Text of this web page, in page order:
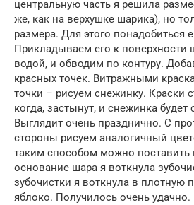
центральную часть я решила
же, как на верхушке шарика), но
размера. Для этого понадобиться
Прикладываем его к поверхности
водой, и обводим по контуру.
красных точек. Витражными
точки – рисуем снежинку. Краски
когда, застынут, и снежинка будет
Выглядит очень празднично. С
стороны рисуем аналогичный
таким способом можно поставить
основание шара я воткнула
зубочистки я воткнула в плотную
яблоко. Получилось очень